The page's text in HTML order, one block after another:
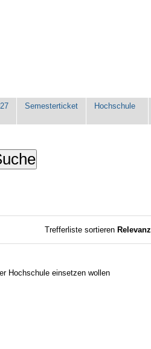
Semesterticket Hochschule
Trefferliste sortieren Relevanz
Hochschule einsetzen wollen